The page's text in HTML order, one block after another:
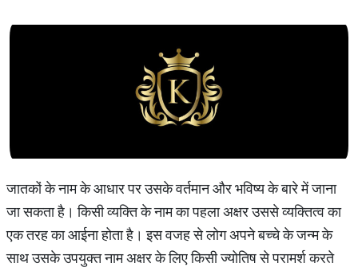
जातकों के नाम के आधार पर उसके वर्तमान और भविष्य के बारे में जाना
जा सकता है। किसी व्यक्ति के नाम का पहला अक्षर उससे व्यक्तित्व का
एक तरह का आईना होता है। इस वजह से लोग अपने बच्चे के जन्म के
साथ उसके उपयुक्त नाम अक्षर के लिए किसी ज्योतिष से परामर्श करते